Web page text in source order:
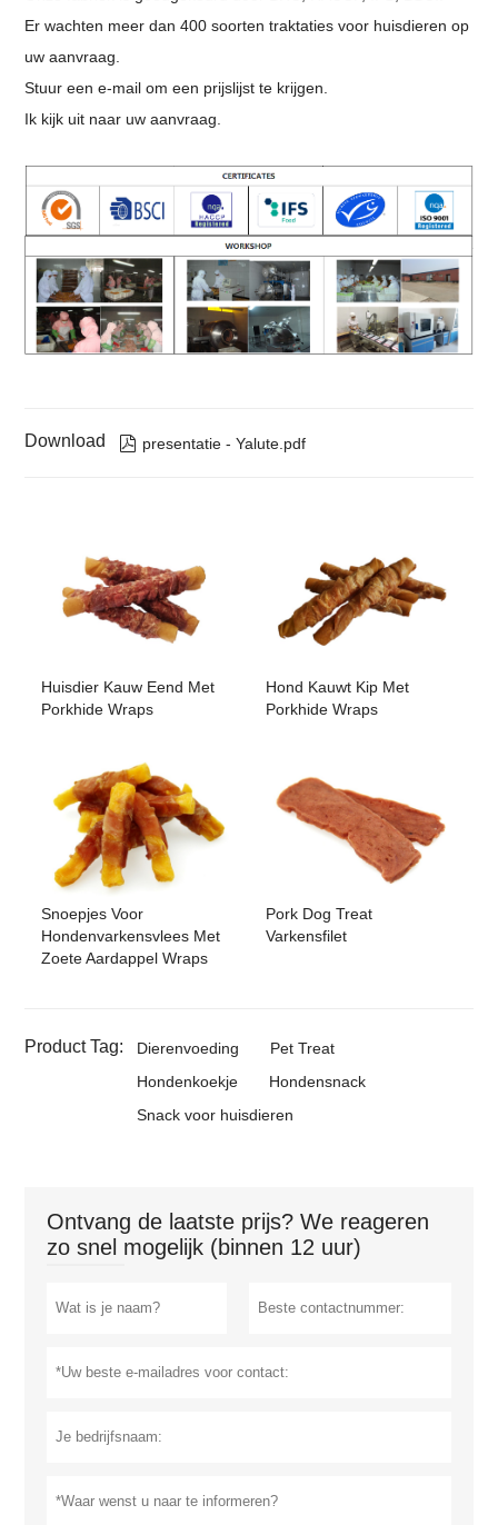
Er wachten meer dan 400 soorten traktaties voor huisdieren op
uw aanvraag.
Stuur een e-mail om een ​​prijslijst te krijgen.
Ik kijk uit naar uw aanvraag.
Download  presentatie - Yalute.pdf
Huisdier Kauw Eend Met
Porkhide Wraps
Hond Kauwt Kip Met
Porkhide Wraps
Snoepjes Voor
Hondenvarkensvlees Met
Zoete Aardappel Wraps
Pork Dog Treat
Varkensfilet
Product Tag: Dierenvoeding
Pet Treat
Hondenkoekje
Hondensnack
Snack voor huisdieren
Ontvang de laatste prijs? We reageren
zo snel mogelijk (binnen 12 uur)